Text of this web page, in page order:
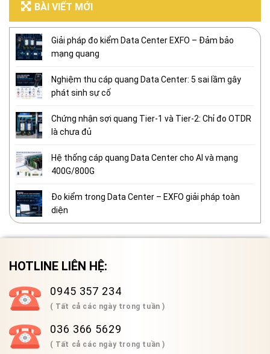
BÀI VIẾT MỚI
Giải pháp đo kiểm Data Center EXFO – Đảm bảo
mạng quang
Nghiệm thu cáp quang Data Center: 5 sai lầm gây
phát sinh sự cố
Chứng nhận sợi quang Tier-1 và Tier-2: Chỉ đo OTDR
là chưa đủ
Hệ thống cáp quang Data Center cho AI và mạng
400G/800G
Đo kiểm trong Data Center – EXFO giải pháp toàn
diện
HOTLINE LIÊN HỆ:
0945 357 234
( Tất cả các ngày trong tuần )
036 366 5629
( Tất cả các ngày trong tuần )